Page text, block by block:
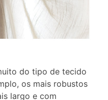
do tipo de tecido
os mais robustos
largo e com